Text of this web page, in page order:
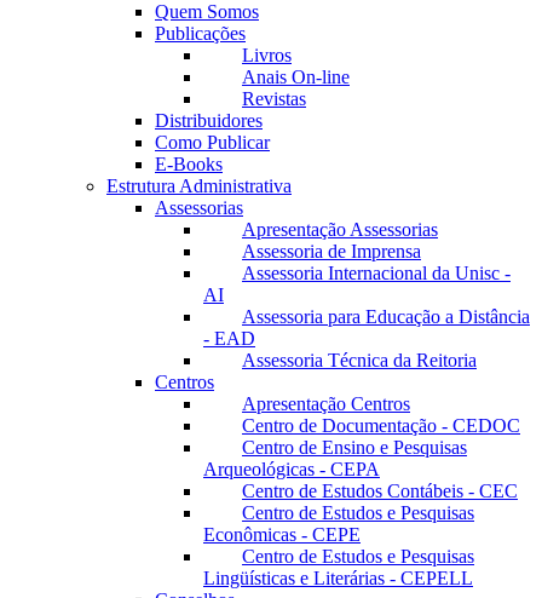
Quem Somos
Publicações
Livros
Anais On-line
Revistas
Distribuidores
Como Publicar
E-Books
Estrutura Administrativa
Assessorias
Apresentação Assessorias
Assessoria de Imprensa
Assessoria Internacional da Unisc -
AI
Assessoria para Educação a Distância
- EAD
Assessoria Técnica da Reitoria
Centros
Apresentação Centros
Centro de Documentação - CEDOC
Centro de Ensino e Pesquisas
Arqueológicas - CEPA
Centro de Estudos Contábeis - CEC
Centro de Estudos e Pesquisas
Econômicas - CEPE
Centro de Estudos e Pesquisas
Lingüísticas e Literárias - CEPELL